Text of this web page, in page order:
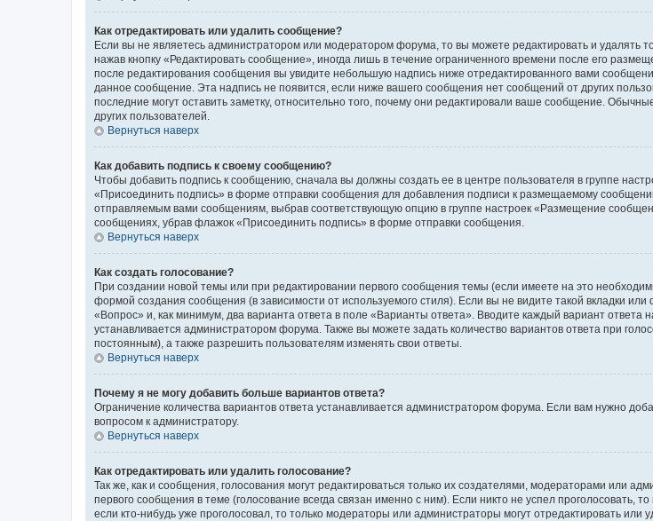
Как отредактировать или удалить сообщение?
Если вы не являетесь администратором или модератором форума, то вы можете редактировать и удалять
нажав кнопку «Редактировать сообщение», иногда лишь в течение ограниченного времени после его
после редактирования сообщения вы увидите небольшую надпись ниже отредактированного вами
данное сообщение. Эта надпись не появится, если ниже вашего сообщения нет сообщений от других
последние могут оставить заметку, относительно того, почему они редактировали ваше сообщение.
других пользователей.
Вернуться наверх
Как добавить подпись к своему сообщению?
Чтобы добавить подпись к сообщению, сначала вы должны создать ее в центре пользователя в группе
«Присоединить подпись» в форме отправки сообщения для добавления подписи к размещаемому
отправляемым вами сообщениям, выбрав соответствующую опцию в группе настроек «Размещение
сообщениях, убрав флажок «Присоединить подпись» в форме отправки сообщения.
Вернуться наверх
Как создать голосование?
При создании новой темы или при редактировании первого сообщения темы (если имеете на это
формой создания сообщения (в зависимости от используемого стиля). Если вы не видите такой вкладки
«Вопрос» и, как минимум, два варианта ответа в поле «Варианты ответа». Вводите каждый вариант ответа
устанавливается администратором форума. Также вы можете задать количество вариантов ответа при
постоянным), а также разрешить пользователям изменять свои ответы.
Вернуться наверх
Почему я не могу добавить больше вариантов ответа?
Ограничение количества вариантов ответа устанавливается администратором форума. Если вам нужно
вопросом к администратору.
Вернуться наверх
Как отредактировать или удалить голосование?
Так же, как и сообщения, голосования могут редактироваться только их создателями, модераторами или
первого сообщения в теме (голосование всегда связан именно с ним). Если никто не успел проголосовать,
если кто-нибудь уже проголосовал, то только модераторы или администраторы могут отредактировать